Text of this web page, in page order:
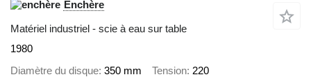
Enchère
Matériel industriel - scie à eau sur table
1980
Diamètre du disque 350 mm Tension 220